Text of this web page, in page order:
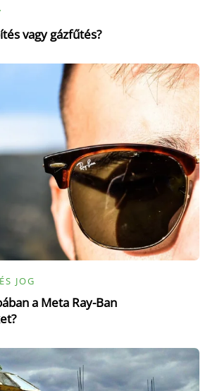
vagy gázfűtés?
JOG
a Meta Ray-Ban